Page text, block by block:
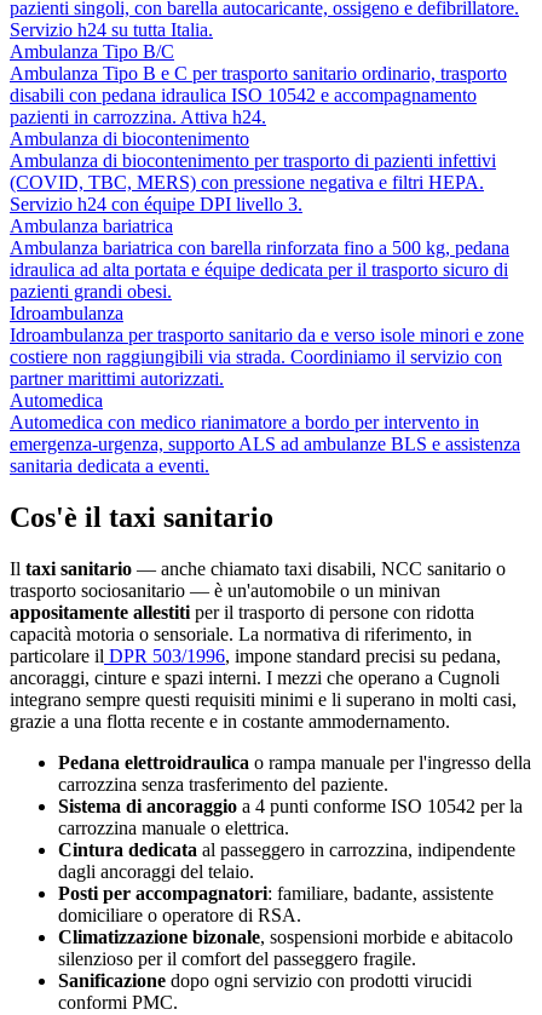
pazienti singoli, con barella autocaricante, ossigeno e defibrillatore.
Servizio h24 su tutta Italia.
Ambulanza Tipo B/C
Ambulanza Tipo B e C per trasporto sanitario ordinario, trasporto
disabili con pedana idraulica ISO 10542 e accompagnamento
pazienti in carrozzina. Attiva h24.
Ambulanza di biocontenimento
Ambulanza di biocontenimento per trasporto di pazienti infettivi
(COVID, TBC, MERS) con pressione negativa e filtri HEPA.
Servizio h24 con équipe DPI livello 3.
Ambulanza bariatrica
Ambulanza bariatrica con barella rinforzata fino a 500 kg, pedana
idraulica ad alta portata e équipe dedicata per il trasporto sicuro di
pazienti grandi obesi.
Idroambulanza
Idroambulanza per trasporto sanitario da e verso isole minori e zone
costiere non raggiungibili via strada. Coordiniamo il servizio con
partner marittimi autorizzati.
Automedica
Automedica con medico rianimatore a bordo per intervento in
emergenza-urgenza, supporto ALS ad ambulanze BLS e assistenza
sanitaria dedicata a eventi.
Cos'è il taxi sanitario
Il taxi sanitario — anche chiamato taxi disabili, NCC sanitario o
trasporto sociosanitario — è un'automobile o un minivan
appositamente allestiti per il trasporto di persone con ridotta
capacità motoria o sensoriale. La normativa di riferimento, in
particolare il DPR 503/1996, impone standard precisi su pedana,
ancoraggi, cinture e spazi interni. I mezzi che operano a Cugnoli
integrano sempre questi requisiti minimi e li superano in molti casi,
grazie a una flotta recente e in costante ammodernamento.
Pedana elettroidraulica o rampa manuale per l'ingresso della
carrozzina senza trasferimento del paziente.
Sistema di ancoraggio a 4 punti conforme ISO 10542 per la
carrozzina manuale o elettrica.
Cintura dedicata al passeggero in carrozzina, indipendente
dagli ancoraggi del telaio.
Posti per accompagnatori: familiare, badante, assistente
domiciliare o operatore di RSA.
Climatizzazione bizonale, sospensioni morbide e abitacolo
silenzioso per il comfort del passeggero fragile.
Sanificazione dopo ogni servizio con prodotti virucidi
conformi PMC.